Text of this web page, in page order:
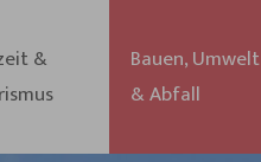
&
Bauen, Umwelt
& Abfall